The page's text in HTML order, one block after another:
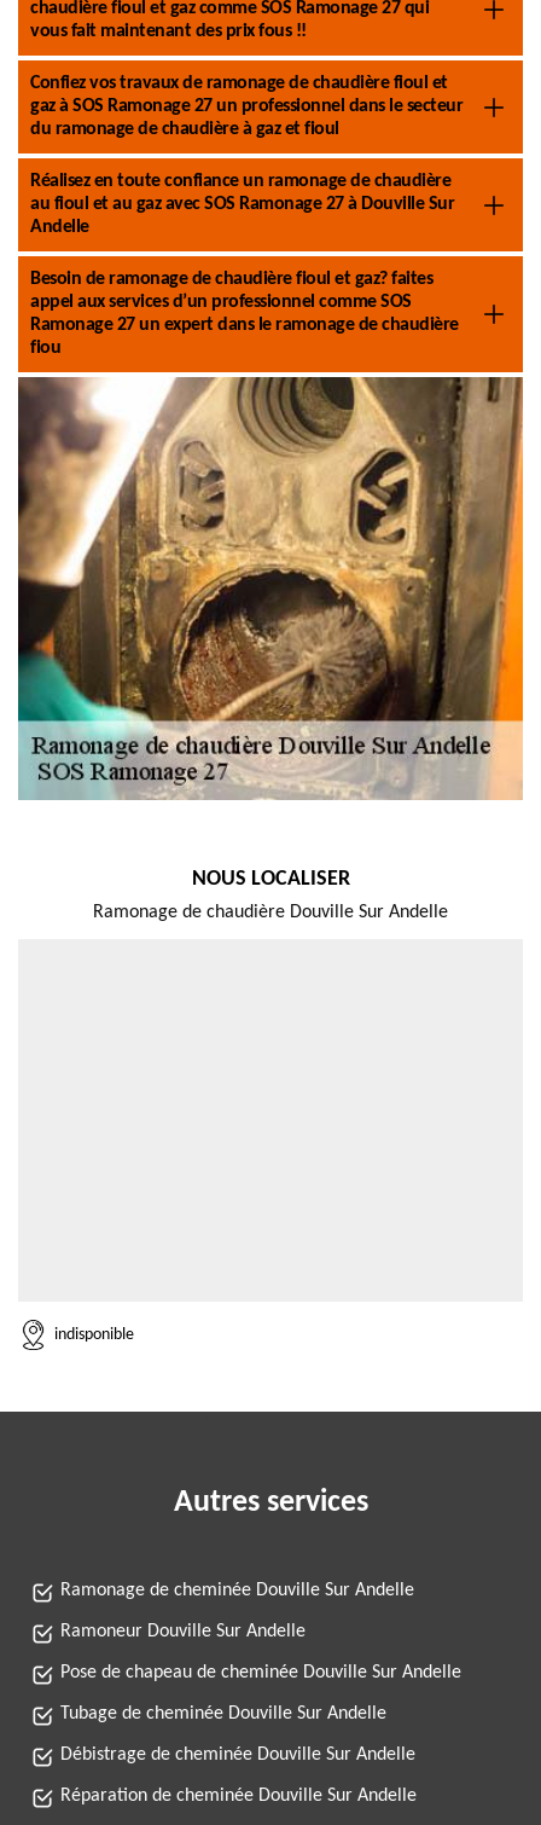
chaudière fioul et gaz comme SOS Ramonage 27 qui
vous fait maintenant des prix fous !!
Confiez vos travaux de ramonage de chaudière fioul et
gaz à SOS Ramonage 27 un professionnel dans le secteur
du ramonage de chaudière à gaz et fioul
Réalisez en toute confiance un ramonage de chaudière
au fioul et au gaz avec SOS Ramonage 27 à Douville Sur
Andelle
Besoin de ramonage de chaudière fioul et gaz? faites
appel aux services d’un professionnel comme SOS
Ramonage 27 un expert dans le ramonage de chaudière
fiou
NOUS LOCALISER
Ramonage de chaudière Douville Sur Andelle
indisponible
Autres services
Ramonage de cheminée Douville Sur Andelle
Ramoneur Douville Sur Andelle
Pose de chapeau de cheminée Douville Sur Andelle
Tubage de cheminée Douville Sur Andelle
Débistrage de cheminée Douville Sur Andelle
Réparation de cheminée Douville Sur Andelle